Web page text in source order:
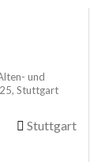
und
Stuttgart
Stuttgart